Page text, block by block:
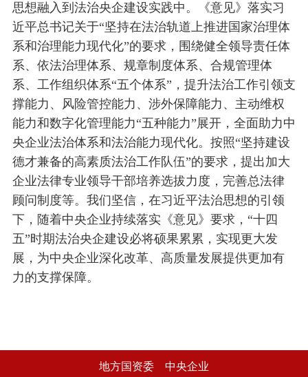
思想融入到法治央企建设实践中。《意见》落实习
近平总书记关于“坚持在法治轨道上推进国家治理体
系和治理能力现代化”的要求，围绕健全领导责任体
系、依法治理体系、规章制度体系、合规管理体
系、工作组织体系“五个体系”，提升法治工作引领支
撑能力、风险管控能力、涉外保障能力、主动维权
能力和数字化管理能力“五种能力”展开，全面助力中
央企业法治体系和法治能力现代化。按照“坚持建设
德才兼备的高素质法治工作队伍”的要求，提出加大
企业法律专业领导干部培养选拔力度，完善总法律
顾问制度等。我们坚信，在习近平法治思想的引领
下，随着中央企业持续落实《意见》要求，“十四
五”时期法治央企建设必将硕果累累，实现更大发
展，为中央企业深化改革、高质量发展提供更加有
力的支撑保障。